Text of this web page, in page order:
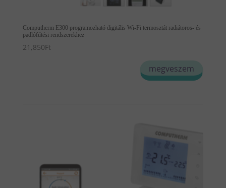
Computherm E300 programozható digitális Wi-Fi termosztát radiátoros- és
padlófűtési rendszerekhez
21,850Ft
megveszem